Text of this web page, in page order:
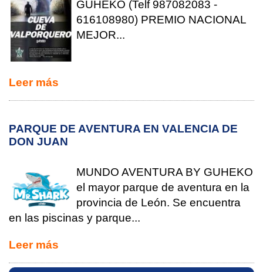
GUHEKO (Telf 987082083 -
616108980) PREMIO NACIONAL
MEJOR...
Leer más
PARQUE DE AVENTURA EN VALENCIA DE
DON JUAN
MUNDO AVENTURA BY GUHEKO
el mayor parque de aventura en la
provincia de León. Se encuentra
en las piscinas y parque...
Leer más